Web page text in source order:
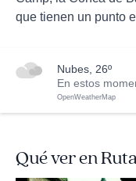
que tienen un punto
nubes, 26º
En estos
OpenWeatherMap
Qué ver en